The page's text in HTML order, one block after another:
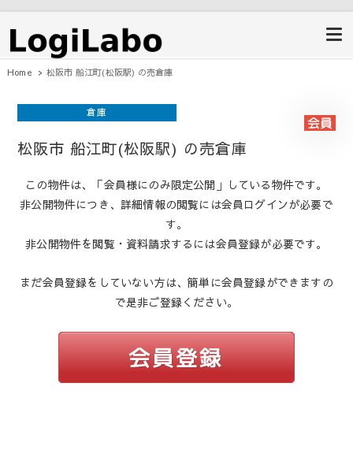
ロジラボ
動車整備工場・倉庫・事業用不動産
のポータルサイト
Home 松阪市 船江町(松阪駅) の売倉庫
倉庫
松阪市 船江町(松阪駅) の売倉庫
この物件は、「会員様にのみ限定公開」している物件です。
非公開物件につき、詳細情報の閲覧には会員ログインが必要で
す。
非公開物件を閲覧・資料請求するには会員登録が必要です。
まだ会員登録をしていない方は、簡単に会員登録ができますの
で是非ご登録ください。